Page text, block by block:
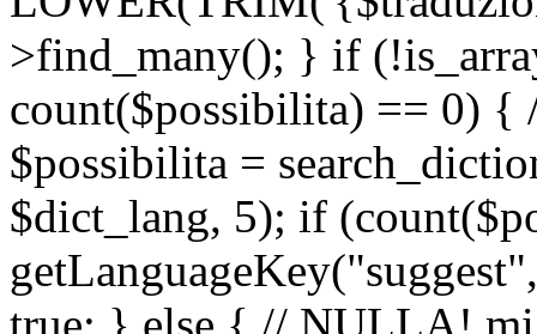
>find_many(); } if
count($possibilita) == 0) {
$possibilita =
$dict_lang, 5); if